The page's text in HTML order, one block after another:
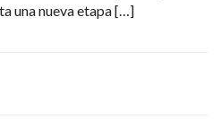
una nueva etapa […]